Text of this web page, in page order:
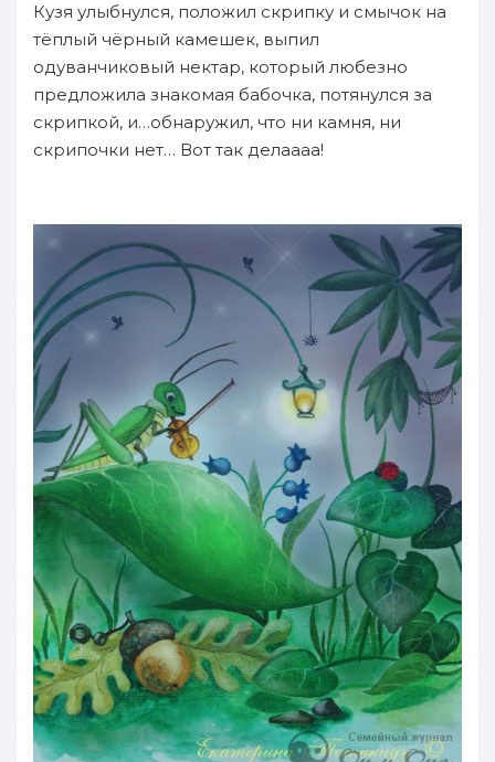
Кузя улыбнулся, положил скрипку и смычок на
тёплый чёрный камешек, выпил
одуванчиковый нектар, который любезно
предложила знакомая бабочка, потянулся за
скрипкой, и…обнаружил, что ни камня, ни
скрипочки нет… Вот так делаааа!